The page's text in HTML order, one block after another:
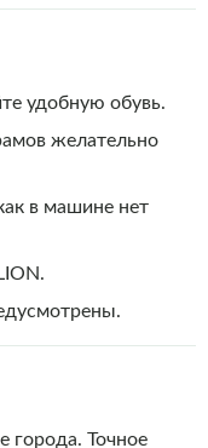
удобную обувь.
желательно
в машине нет
города. Точное